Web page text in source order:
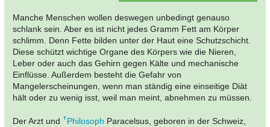
Manche Menschen wollen deswegen unbedingt genauso
schlank sein. Aber es ist nicht jedes Gramm Fett am Körper
schlimm. Denn Fette bilden unter der Haut eine Schutzschicht.
Diese schützt wichtige Organe des Körpers wie die Nieren,
Leber oder auch das Gehirn gegen Kälte und mechanische
Einflüsse. Außerdem besteht die Gefahr von
Mangelerscheinungen, wenn man ständig eine einseitige Diät
hält oder zu wenig isst, weil man meint, abnehmen zu müssen.
Der Arzt und Philosoph Paracelsus, geboren in der Schweiz,